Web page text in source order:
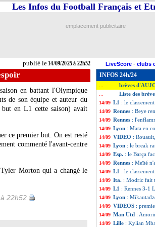
publié le14/09/2025 à 22h52
Les Infos du Football Français et
emplacement publicitaire
LiveScore - clubs
en battant l'Olympique
de son équipe et auteur du
en L1 cette saison) avait
ce premier but. On est resté
commenté l'avant-centre
Morton qui a changé le
22h52
INFOS 24h/24
brèves
Liste des
14/09 L1 : le
14/09 Rennes : Beye
14/09 Rennes :
14/09 Lyon : Mata en
14/09 VIDEO :
14/09 Lyon : le break
14/09 Esp. : le Barça
14/09 Rennes : Meïté
14/09 L1 : le
14/09 Ita. : Modric fait
14/09 L1 : Rennes 3-1
14/09 Lyon :
14/09 VIDEOS :
14/09 Man Utd :
14/09 Lille : Kylian